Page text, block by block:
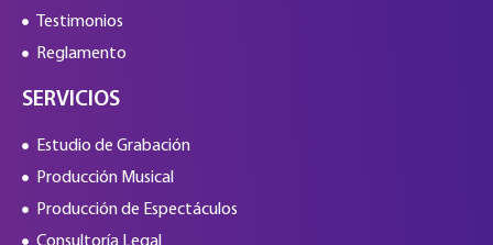
Testimonios
Reglamento
SERVICIOS
Estudio de Grabación
Producción Musical
Producción de Espectáculos
Consultoría Legal